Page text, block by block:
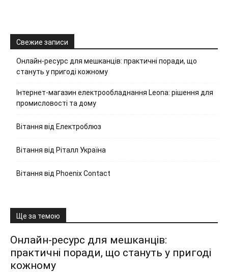
Свежие записи
Онлайн-ресурс для мешканців: практичні поради, що
стануть у пригоді кожному
Інтернет-магазин електрообладнання Leona: рішення для
промисловості та дому
Вітання від Електроблюз
Вітання від Ріталл Україна
Вітання від Phoenix Contact
Ще за темою
Онлайн-ресурс для мешканців:
практичні поради, що стануть у пригоді
кожному